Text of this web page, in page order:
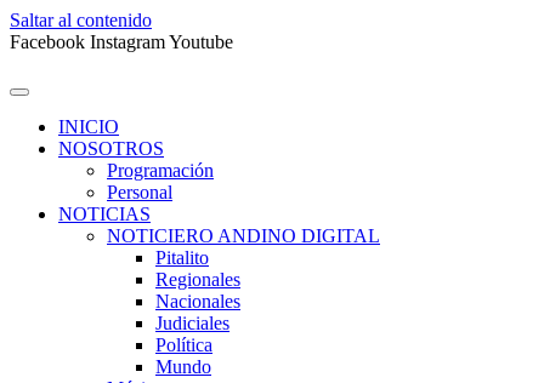
Saltar al contenido
Facebook InstagramYoutube
INICIO
NOSOTROS
Programación
Personal
NOTICIAS
NOTICIERO ANDINO DIGITAL
Pitalito
Regionales
Nacionales
Judiciales
Política
Mundo